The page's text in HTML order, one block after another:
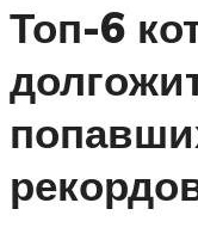
Топ-6